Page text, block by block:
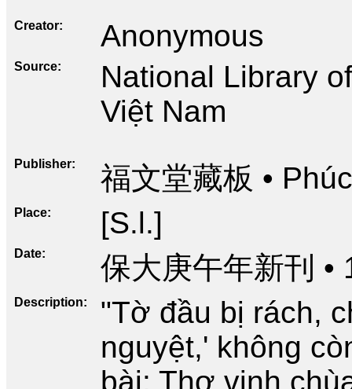
Creator Anonymous
Source
National Library
Việt Nam
Publisher 福文堂藏板 •
Place [S.l.]
Date 保大庚午年新刊 •
Description
"Tờ đầu bị rách,
nguyệt,' không
bài: Thơ vịnh